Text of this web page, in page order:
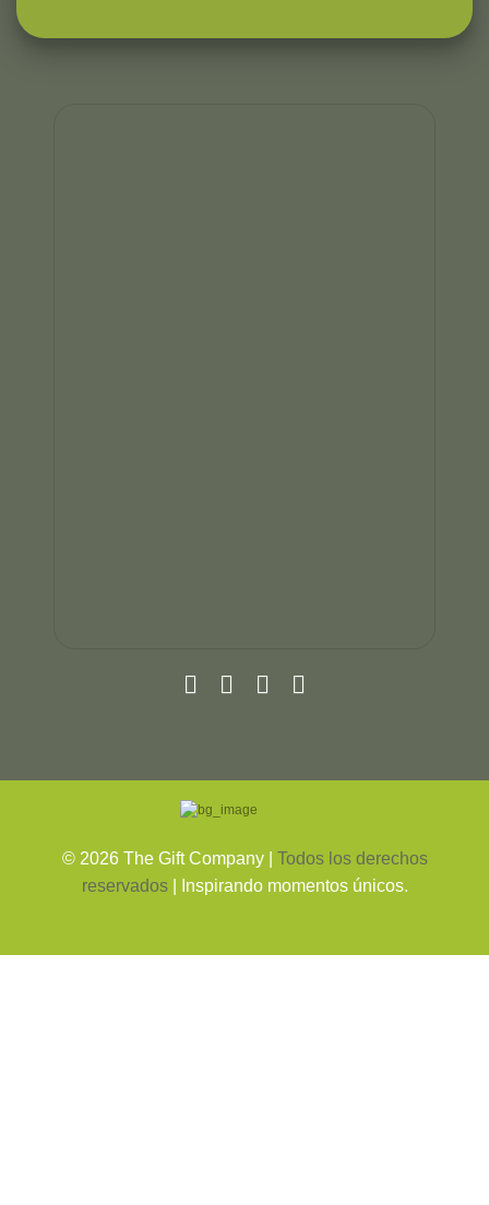
© 2026The Gift Company | Todos los derechos
reservados
| Inspirando momentos únicos.